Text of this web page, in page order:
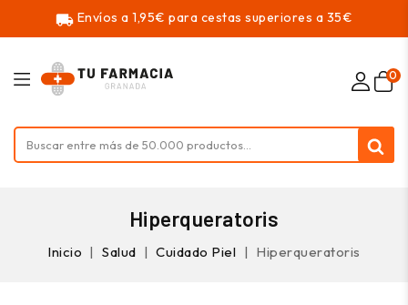
local_shipping Envíos a 1,95€ para cestas superiores a 35€
0
Hiperqueratoris
Inicio Salud Cuidado Piel Hiperqueratoris